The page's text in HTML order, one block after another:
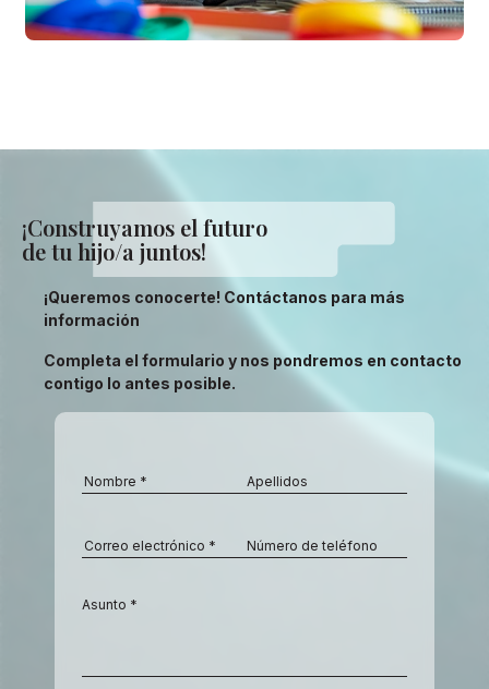
¡Construyamos el futuro
de tu hijo/a juntos!
¡Queremos conocerte! Contáctanos para más
información
Completa el formulario y nos pondremos en contacto
contigo lo antes posible.